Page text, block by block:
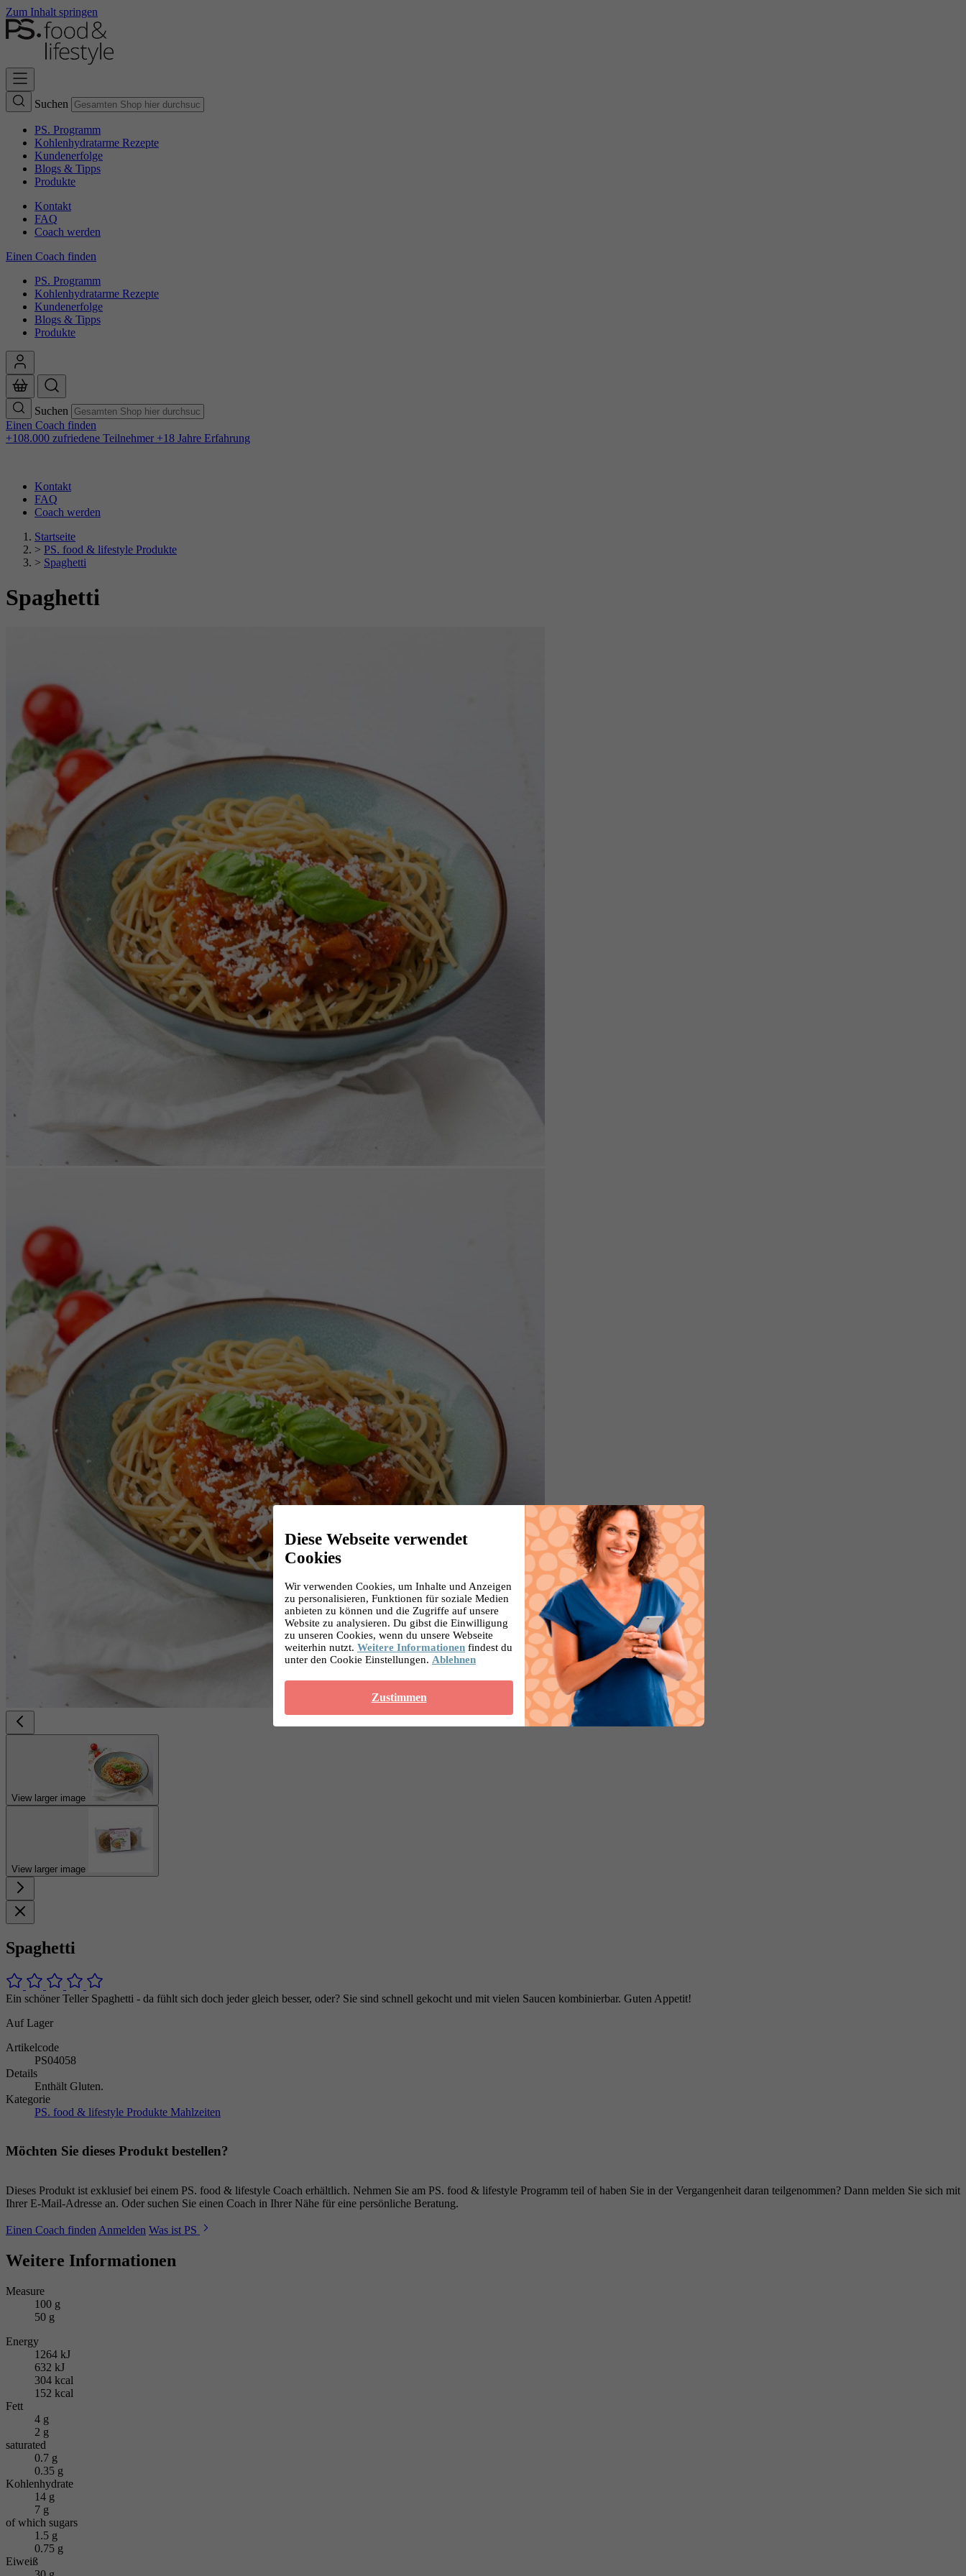
Diese Webseite verwendet
Cookies
Wir verwenden Cookies, um Inhalte und Anzeigen
zu personalisieren, Funktionen für soziale Medien
anbieten zu können und die Zugriffe auf unsere
Website zu analysieren. Du gibst die Einwilligung
zu unseren Cookies, wenn du unsere Webseite
weiterhin nutzt. Weitere Informationen findest du
unter den Cookie Einstellungen. Ablehnen
Zustimmen
Zum Inhalt springen
Suchen
PS. Programm
Kohlenhydratarme Rezepte
Kundenerfolge
Blogs & Tipps
Produkte
Kontakt
FAQ
Coach werden
Einen Coach finden
PS. Programm
Kohlenhydratarme Rezepte
Kundenerfolge
Blogs & Tipps
Produkte
Suchen
Einen Coach finden
+108.000 zufriedene Teilnehmer +18 Jahre Erfahrung
Kontakt
FAQ
Coach werden
Startseite
> PS. food & lifestyle Produkte
> Spaghetti
Spaghetti
View larger image
View larger image
Spaghetti
Ein schöner Teller Spaghetti - da fühlt sich doch jeder gleich besser, oder? Sie sind schnell gekocht und mit vielen Saucen kombinierbar. Guten Appetit!
Auf Lager
Artikelcode
PS04058
Details
Enthält Gluten.
Kategorie
PS. food & lifestyle Produkte Mahlzeiten
Möchten Sie dieses Produkt bestellen?
Dieses Produkt ist exklusief bei einem PS. food & lifestyle Coach erhältlich. Nehmen Sie am PS. food & lifestyle Programm teil of haben Sie in der Vergangenheit daran teilgenommen? Dann melden Sie sich mit
Ihrer E-Mail-Adresse an. Oder suchen Sie einen Coach in Ihrer Nähe für eine persönliche Beratung.
Einen Coach finden Anmelden Was ist PS
Weitere Informationen
Measure
100 g
50 g
Energy
1264 kJ
632 kJ
304 kcal
152 kcal
Fett
4 g
2 g
saturated
0.7 g
0.35 g
Kohlenhydrate
14 g
7 g
of which sugars
1.5 g
0.75 g
Eiweiß